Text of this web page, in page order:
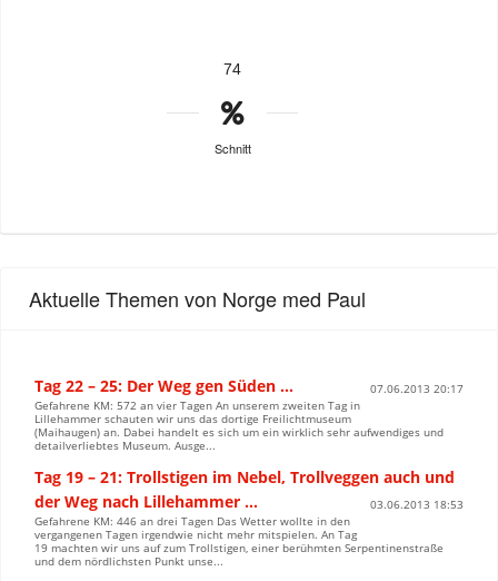
74
Schnitt
Aktuelle Themen von Norge med Paul
Tag 22 – 25: Der Weg gen Süden …
07.06.2013 20:17
Gefahrene KM: 572 an vier Tagen An unserem zweiten Tag in
Lillehammer schauten wir uns das dortige Freilichtmuseum
(Maihaugen) an. Dabei handelt es sich um ein wirklich sehr aufwendiges und
detailverliebtes Museum. Ausge...
Tag 19 – 21: Trollstigen im Nebel, Trollveggen auch und
der Weg nach Lillehammer …
03.06.2013 18:53
Gefahrene KM: 446 an drei Tagen Das Wetter wollte in den
vergangenen Tagen irgendwie nicht mehr mitspielen. An Tag
19 machten wir uns auf zum Trollstigen, einer berühmten Serpentinenstraße
und dem nördlichsten Punkt unse...